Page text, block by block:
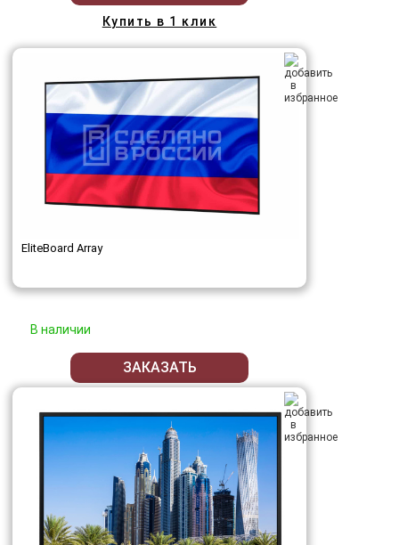
Купить в 1 клик
EliteBoard Array
В наличии
ЗАКАЗАТЬ